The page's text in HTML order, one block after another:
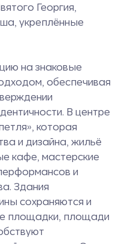
Георгия,
укреплённые
на знаковые
обеспечивая
В центре
которая
и дизайна, жильё
кафе, мастерские
и
Здания
сохраняются и
площадки, площади